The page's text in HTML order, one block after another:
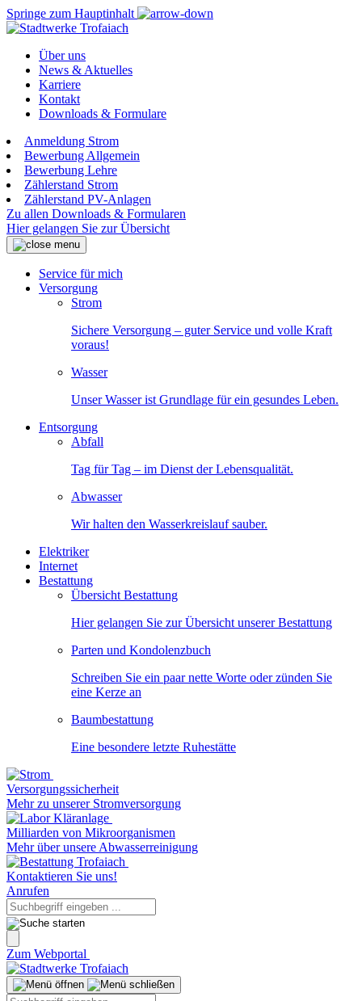
Springe zum Hauptinhalt
Über uns
News & Aktuelles
Karriere
Kontakt
Downloads & Formulare
Anmeldung Strom
Bewerbung Allgemein
Bewerbung Lehre
Zählerstand Strom
Zählerstand PV-Anlagen
Zu allen Downloads & Formularen
Hier gelangen Sie zur Übersicht
Service für mich
Versorgung
Strom
Sichere Versorgung – guter Service und volle Kraft
voraus!
Wasser
Unser Wasser ist Grundlage für ein gesundes Leben.
Entsorgung
Abfall
Tag für Tag – im Dienst der Lebensqualität.
Abwasser
Wir halten den Wasserkreislauf sauber.
Elektriker
Internet
Bestattung
Übersicht Bestattung
Hier gelangen Sie zur Übersicht unserer Bestattung
Parten und Kondolenzbuch
Schreiben Sie ein paar nette Worte oder zünden Sie
eine Kerze an
Baumbestattung
Eine besondere letzte Ruhestätte
Versorgungssicherheit
Mehr zu unserer Stromversorgung
Milliarden von Mikroorganismen
Mehr über unsere Abwasserreinigung
Kontaktieren Sie uns!
Anrufen
Zum Webportal